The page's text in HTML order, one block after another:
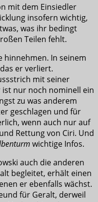
mit dem Einsiedler
insofern wichtig,
was ihr bedingt
Teilen fehlt.
hinnehmen. In seinem
er verliert.
mit seiner
nur noch nominell ein
zu was anderem
geschlagen und für
wenn auch nur auf
Rettung von Ciri. Und
wichtige Infos.
auch die anderen
begleitet, erhält einen
er ebenfalls wächst.
für Geralt, derweil